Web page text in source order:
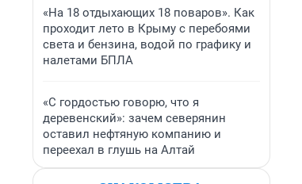
«На 18 отдыхающих 18 поваров». Как
проходит лето в Крыму с перебоями
света и бензина, водой по графику и
налетами БПЛА
«С гордостью говорю, что я
деревенский»: зачем северянин
оставил нефтяную компанию и
переехал в глушь на Алтай